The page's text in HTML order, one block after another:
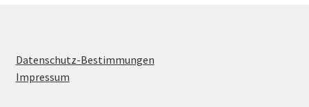
Datenschutz-Bestimmungen
Impressum